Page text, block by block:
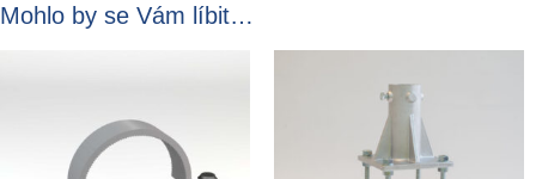
Mohlo by se Vám líbit…